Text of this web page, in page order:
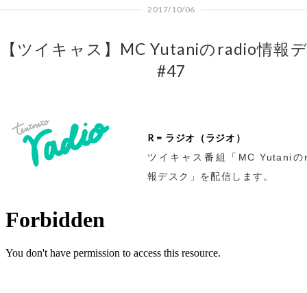
2017/10/06
【ツイキャス】MC Yutaniのradio情報
#47
R = ラジオ（ラジオ）
ツイキャス番組「MC Yutani
報デスク」を配信します。